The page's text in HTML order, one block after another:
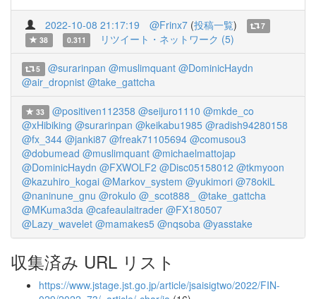
2022-10-08 21:17:19 @Frinx7 (投稿一覧)
7
38
0.311 リツイート・ネットワーク (5)
5 @surarinpan @muslimquant @DominicHaydn
@air_dropnist @take_gattcha
33 @positiven112358 @seijuro1110 @mkde_co
@xHibiking @surarinpan @keikabu1985 @radish94280158
@fx_344 @janki87 @freak71105694 @comusou3
@dobumead @muslimquant @michaelmattojap
@DominicHaydn @FXWOLF2 @Disc05158012 @tkmyoon
@kazuhiro_kogai @Markov_system @yukimori @78okiL
@naninune_gnu @rokulo @_scot888_
@take_gattcha
@MKuma3da @cafeaulaitrader @FX180507
@Lazy_wavelet @mamakes5 @nqsoba @yasstake
収集済み URL リスト
https://www.jstage.jst.go.jp/article/jsaisigtwo/2022/FIN-